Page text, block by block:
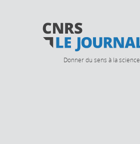
Donner du sens à la science